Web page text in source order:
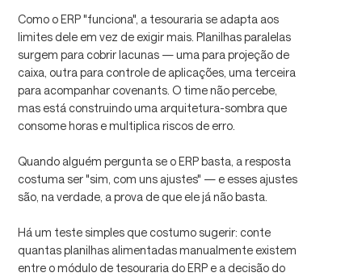
Como o ERP "funciona", a tesouraria se adapta aos
limites dele em vez de exigir mais. Planilhas paralelas
surgem para cobrir lacunas — uma para projeção de
caixa, outra para controle de aplicações, uma terceira
para acompanhar covenants. O time não percebe,
mas está construindo uma arquitetura-sombra que
consome horas e multiplica riscos de erro.
Quando alguém pergunta se o ERP basta, a resposta
costuma ser "sim, com uns ajustes" — e esses ajustes
são, na verdade, a prova de que ele já não basta.
Há um teste simples que costumo sugerir: conte
quantas planilhas alimentadas manualmente existem
entre o módulo de tesouraria do ERP e a decisão do